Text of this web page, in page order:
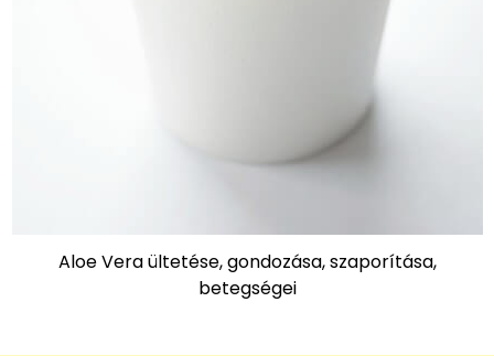
Aloe Vera ültetése, gondozása, szaporítása,
betegségei